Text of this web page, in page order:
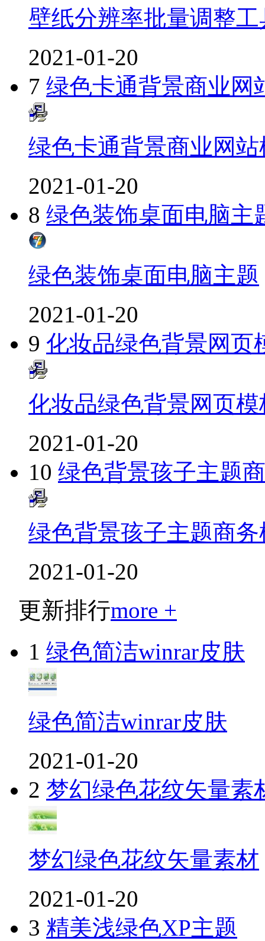
壁纸分辨率批量调整
2021-01-20
7 绿色卡通背景商业网
绿色卡通背景商业网站
2021-01-20
8 绿色装饰桌面电脑主
绿色装饰桌面电脑主题
2021-01-20
9 化妆品绿色背景网页
化妆品绿色背景网页模
2021-01-20
10 绿色背景孩子主题
绿色背景孩子主题商务
2021-01-20
更新排行more +
1 绿色简洁winrar皮肤
绿色简洁winrar皮肤
2021-01-20
2 梦幻绿色花纹矢量素
梦幻绿色花纹矢量素材
2021-01-20
3 精美浅绿色XP主题